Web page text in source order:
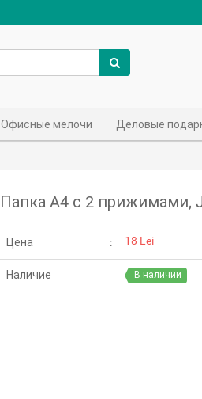
Офисные мелочи Деловые
Папка A4 с 2 прижимами,
Цена 18 Lei
Наличие В наличии